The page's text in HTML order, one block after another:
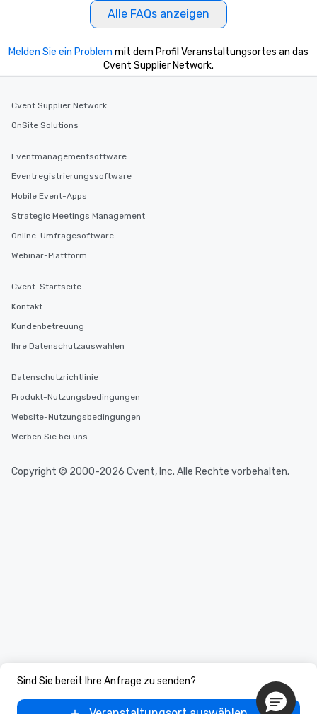
Alle FAQs anzeigen
Sind Sie bereit Ihre Anfrage zu senden?
Melden Sie ein Problem mit dem Profil Veranstaltungsortes an das
Cvent Supplier Network.
Cvent Supplier Network
OnSite Solutions
Eventmanagementsoftware
Eventregistrierungssoftware
Mobile Event-Apps
Strategic Meetings Management
Online-Umfragesoftware
Webinar-Plattform
Cvent-Startseite
Kontakt
Kundenbetreuung
Ihre Datenschutzauswahlen
Datenschutzrichtlinie
Produkt-Nutzungsbedingungen
Website-Nutzungsbedingungen
Werben Sie bei uns
Copyright © 2000-2026 Cvent, Inc. Alle Rechte vorbehalten.